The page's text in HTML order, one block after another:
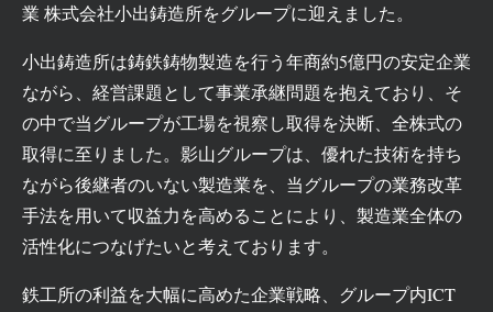
業 株式会社小出鋳造所をグループに迎えました。
小出鋳造所は鋳鉄鋳物製造を行う年商約5億円の安定企業
ながら、経営課題として事業承継問題を抱えており、そ
の中で当グループが工場を視察し取得を決断、全株式の
取得に至りました。 影山グループは、優れた技術を持ち
ながら後継者のいない製造業を、 当グループの業務改革
手法を用いて収益力を高めることにより、製造業全体の
活性化につなげたいと考えております。
鉄工所の利益を大幅に高めた企業戦略、 グループ内ICT